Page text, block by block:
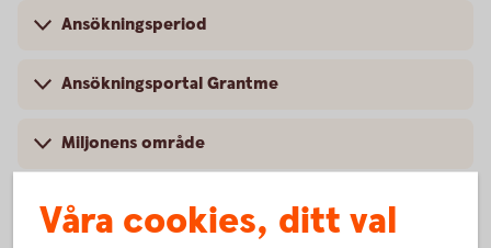
Ansökningsperiod
Ansökningsportal Grantme
Miljonens område
Prioriteringar
Våra cookies, ditt val